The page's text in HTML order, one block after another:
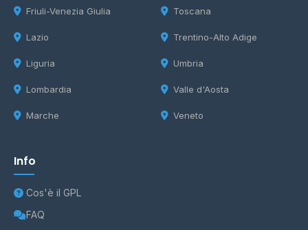
Friuli-Venezia Giulia
Lazio
Liguria
Lombardia
Marche
Toscana
Trentino-Alto Adige
Umbria
Valle d'Aosta
Veneto
Info
Cos'è il GPL
FAQ